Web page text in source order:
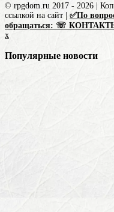
© rpgdom.ru 2017 - 2026 |
ссылкой на сайт | ✅По
обращаться: ☏
x
Популярные новости